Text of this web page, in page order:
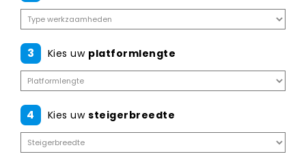
3 Kies uw platformlengte
4 Kies uw steigerbreedte